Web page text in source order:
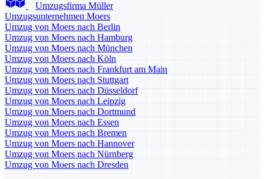
Umzugsfirma Müller
Umzugsunternehmen Moers
Umzug von Moers nach Berlin
Umzug von Moers nach Hamburg
Umzug von Moers nach München
Umzug von Moers nach Köln
Umzug von Moers nach Frankfurt am Main
Umzug von Moers nach Stuttgart
Umzug von Moers nach Düsseldorf
Umzug von Moers nach Leipzig
Umzug von Moers nach Dortmund
Umzug von Moers nach Essen
Umzug von Moers nach Bremen
Umzug von Moers nach Hannover
Umzug von Moers nach Nürnberg
Umzug von Moers nach Dresden